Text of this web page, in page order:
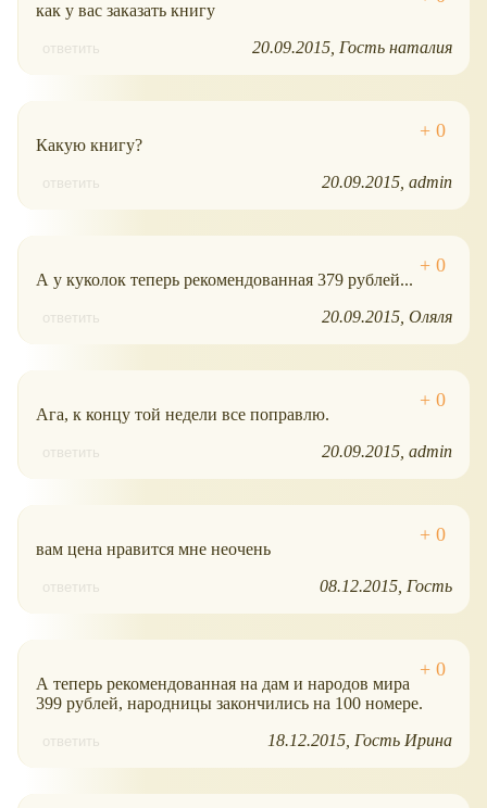
как у вас заказать книгу
ответить 20.09.2015 Гость наталия
Какую книгу?
ответить 20.09.2015 admin
А у куколок теперь рекомендованная 379 рублей...
ответить 20.09.2015 Оляля
Ага, к концу той недели все поправлю.
ответить 20.09.2015 admin
вам цена нравится мне неочень
ответить 08.12.2015 Гость
А теперь рекомендованная на дам и народов мира
399 рублей, народницы закончились на 100 номере.
ответить 18.12.2015 Гость Ирина